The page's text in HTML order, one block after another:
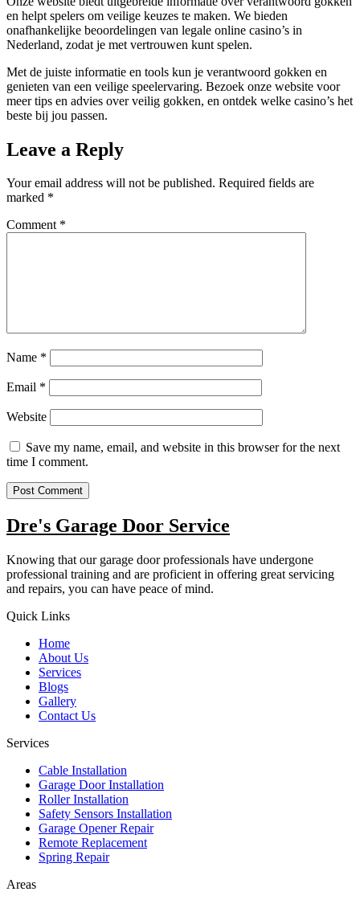
en helpt spelers om veilige keuzes te maken. We bieden
onafhankelijke beoordelingen van legale online casino’s in
Nederland, zodat je met vertrouwen kunt spelen.
Met de juiste informatie en tools kun je verantwoord gokken en
genieten van een veilige speelervaring. Bezoek onze website voor
meer tips en advies over veilig gokken, en ontdek welke casino’s het
beste bij jou passen.
Leave a Reply
Your email address will not be published. Required fields are
marked *
Comment *
Name *
Email *
Website
Save my name, email, and website in this browser for the next
time I comment.
Dre's Garage Door Service
Knowing that our garage door professionals have undergone
professional training and are proficient in offering great servicing
and repairs, you can have peace of mind.
Quick Links
Home
About Us
Services
Blogs
Gallery
Contact Us
Services
Cable Installation
Garage Door Installation
Roller Installation
Safety Sensors Installation
Garage Opener Repair
Remote Replacement
Spring Repair
Areas